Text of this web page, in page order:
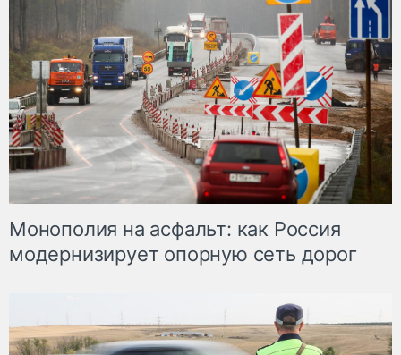
Монополия на асфальт: как Россия
модернизирует опорную сеть дорог